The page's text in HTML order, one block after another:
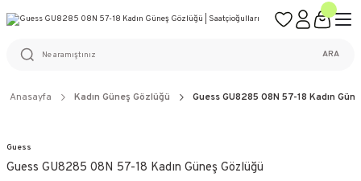
%100 ORİJİNAL ÜRÜN GARANTİSİ
ARA
Anasayfa Kadın Güneş Gözlüğü Guess GU8285 08N 57-18 Kadın
Guess
Guess GU8285 08N 57-18 Kadın Güneş Gözlüğü